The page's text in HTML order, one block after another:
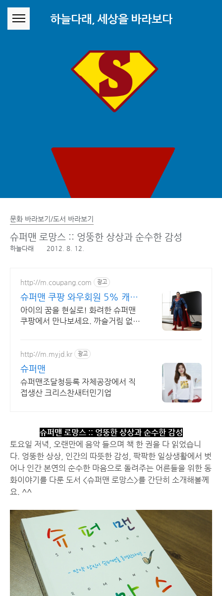
하늘다래, 세상을 바라보다
문화 바라보기/도서 바라보기
슈퍼맨 로망스 :: 엉뚱한 상상과 순수한 감성
하늘다래 2012. 8. 12.
http://m.coupang.com 광고
슈퍼맨 쿠팡 와우회원 5% 캐시
적립
아이의 꿈을 현실로! 화려한 슈퍼맨
쿠팡에서 만나보세요. 까슬거림 없이
http://m.myjd.kr 광고
슈퍼맨
슈퍼맨조달청등록 자체공장에서 직
접생산 크리스찬새터민기업
슈퍼맨 로망스 :: 엉뚱한 상상과 순수한 감성
토요일 저녁, 오랜만에 음악 들으며 책 한 권을 다 읽었습니
다. 엉뚱한 상상, 인간의 따뜻한 감성, 팍팍한 일상생활에서 벗
어나 인간 본연의 순수한 마음으로 돌려주는 어른들을 위한 동
화이야기를 다룬 도서 <슈퍼맨 로망스>를 간단히 소개해볼께
요. ^^